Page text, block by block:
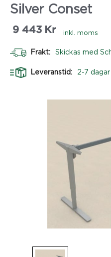
Silver Conset
9 443 Kr inkl. moms
Frakt: Skickas med
Leveranstid: 2-7 dagar